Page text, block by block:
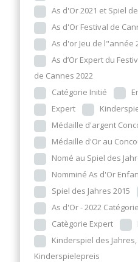
As d'Or 2021 et Spiel
As d'Or Festival de
As d'or Jeu de l"année
As d’Or Expert du
de Cannes 2022
Catégorie Initié
Expert
Médaille d'argent
Médaille d'Or au
Nomé au Spiel des
Nomminé As d'Or
Spiel des Jahres 2015
As d'Or - 2022
Catègorie Expert
Kinderspiel des
Kinderspielepreis